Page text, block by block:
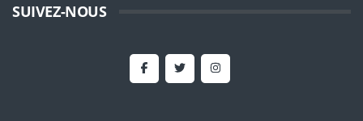
SUIVEZ-NOUS